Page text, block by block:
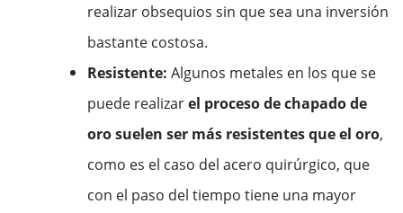
realizar obsequios sin que sea una inversión
bastante costosa.
Resistente: Algunos metales en los que se
puede realizarel proceso de chapado de
oro suelen ser más resistentes que el oro,
como es el caso del acero quirúrgico, que
con el paso del tiempo tiene una mayor